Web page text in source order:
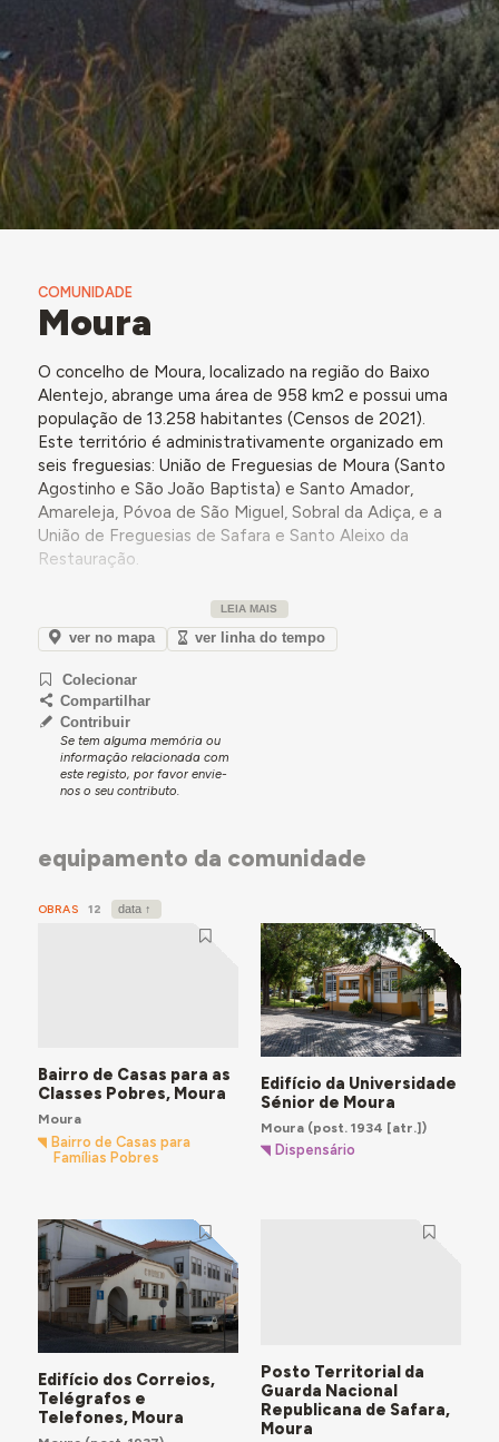
COMUNIDADE
Moura
O concelho de Moura, localizado na região do Baixo
Alentejo, abrange uma área de 958 km2 e possui uma
população de 13.258 habitantes (Censos de 2021).
Este território é administrativamente organizado em
seis freguesias: União de Freguesias de Moura (Santo
Agostinho e São João Baptista) e Santo Amador,
Amareleja, Póvoa de São Miguel, Sobral da Adiça, e a
União de Freguesias de Safara e Santo Aleixo da
Restauração.
este e sul com a fronteira espanhola e Barrancos, a
norte e oeste com os concelhos de Mourão, Serpa,
este último delimitado pela albufeira de Alqueva. Esta
proximidade uma barragem desta dimensão confere a
Moura um posicionamento relevante no que concerne
aos recursos hídricos e à agricultura de regadio.
A estrutura urbana do concelho organiza-se em torno
50% da população. A cidade assume, assim, um papel
agindo como o principal núcleo de serviços e comércio.
LEIA MAIS
ver no mapa ver linha do tempo
Colecionar
Compartilhar
Contribuir
Se tem alguma memória ou
informação relacionada com
este registo, por favor envie-
nos o seu contributo.
equipamento da comunidade
OBRAS 12
Bairro de Casas para as
Classes Pobres, Moura
Moura
Bairro de Casas para
Famílias Pobres
Edifício da Universidade
Sénior de Moura
Moura(post. 1934 [atr.])
Dispensário
Edifício dos Correios,
Telégrafos e
Telefones, Moura
Posto Territorial da
Guarda Nacional
Republicana de Safara,
Moura